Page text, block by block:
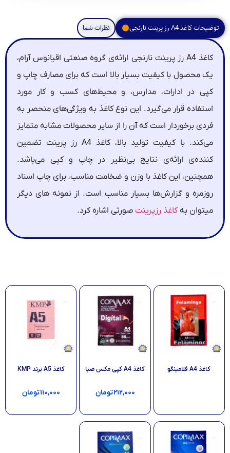
توضیحات کاغذ A4 رز پرینت نارنجی نظرات شما
کاغذ A4 رز پرینت نارنجی ارائه‌ی گروه صنعتی اقیانوس آرام،
یک محصول با کیفیت بسیار بالا است که برای مصارف چاپ و
کپی در ادارات، مدارس، و محیط‌های کسب و کار مورد
استفاده قرار می‌گیرد. این نوع کاغذ به ویژگی‌های منحصر به
فردی برخوردار است که آن را از سایر محصولات مشابه متمایز
می‌کند. با کیفیت تولید بالا، کاغذ A4 رز پرینت تضمین
کننده‌ی ارائه‌ی نتایج بی‌نظیر در چاپ و کپی می‌باشد.
همچنین، این کاغذ با وزن و ضخامت مناسب، برای چاپ اسناد
روزمره و گزارش‌ها بسیار مناسب است. از نمونه های دیگر
میتوان بهکاغذ رزپرینت صورتی اشاره کرد.
کاغذ A4 فلامینگو کاغذ A4 کپی مکس صبا
۲۱۲,۰۰۰تومان
کاغذ A5 برند KMP
۱۱۰,۰۰۰تومان